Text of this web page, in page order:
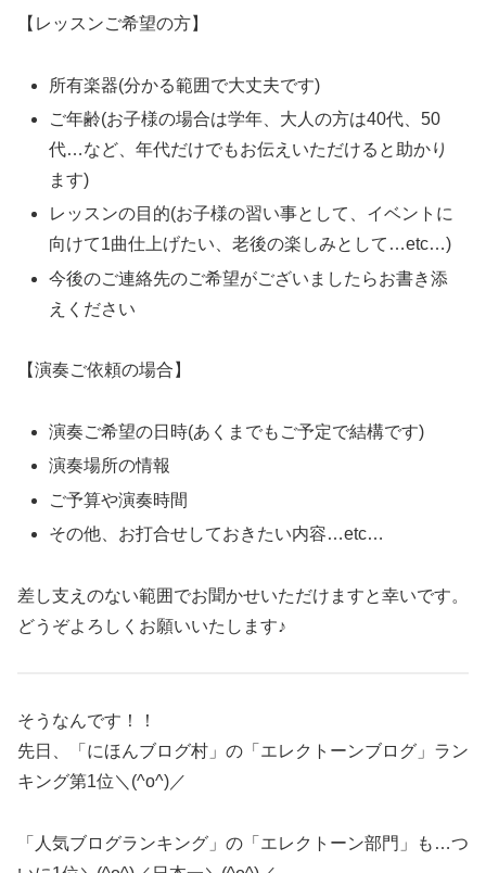
【レッスンご希望の方】
所有楽器(分かる範囲で大丈夫です)
ご年齢(お子様の場合は学年、大人の方は40代、50
代…など、年代だけでもお伝えいただけると助かり
ます)
レッスンの目的(お子様の習い事として、イベントに
向けて1曲仕上げたい、老後の楽しみとして…etc…)
今後のご連絡先のご希望がございましたらお書き添
えください
【演奏ご依頼の場合】
演奏ご希望の日時(あくまでもご予定で結構です)
演奏場所の情報
ご予算や演奏時間
その他、お打合せしておきたい内容…etc…
差し支えのない範囲でお聞かせいただけますと幸いです。
どうぞよろしくお願いいたします♪
そうなんです！！
先日、「にほんブログ村」の「エレクトーンブログ」ラン
キング第1位＼(^o^)／
「人気ブログランキング」の「エレクトーン部門」も…つ